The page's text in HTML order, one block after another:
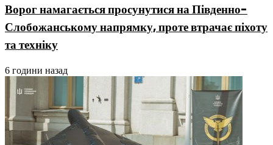
Ворог намагається просунутися на Південно-
Слобожанському напрямку, проте втрачає піхоту
та техніку
6 години назад